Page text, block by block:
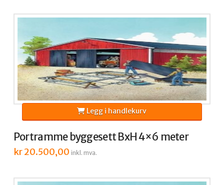
Portramme byggesett BxH 4×6 meter
kr20.500,00 inkl. mva.
Legg i handlekurv